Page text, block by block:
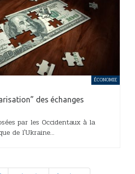
des échanges
par les Occidentaux à la
de l'Ukraine...
ÉCONOMIE